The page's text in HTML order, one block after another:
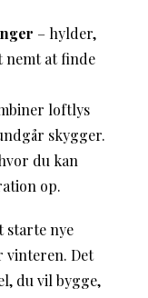
– hylder,
nemt at finde
loftlys
skygger.
du kan
op.
starte nye
vinteren. Det
du vil bygge,